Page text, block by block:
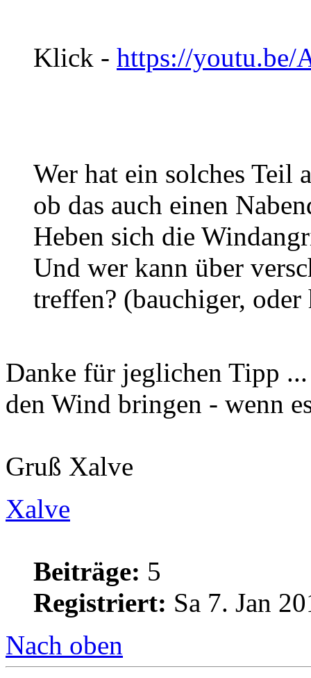
Klick - https://
Wer hat ein solches Teil
ob das auch einen
Heben sich die
Und wer kann über
treffen? (bauchiger,
Danke für jeglichen Tipp
den Wind bringen - wenn
Gruß Xalve
Xalve
Beiträge: 5
Registriert: Sa 7. Jan
Nach oben